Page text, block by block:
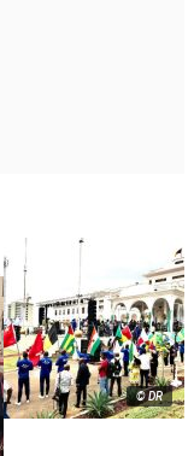
© DR